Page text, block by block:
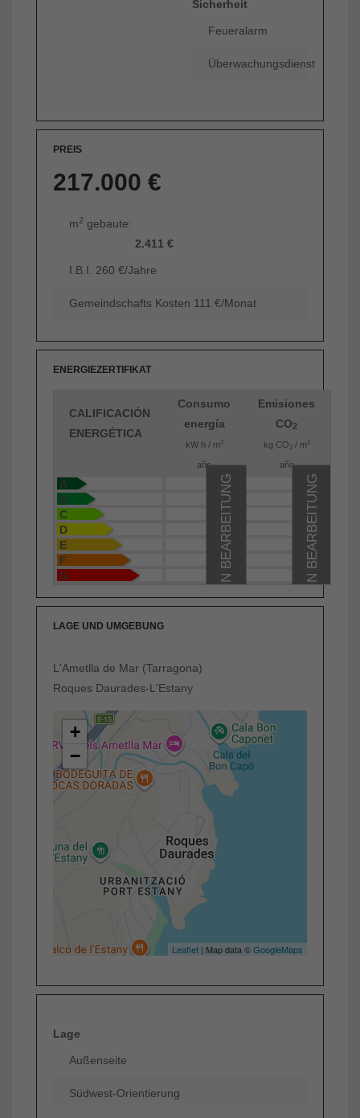
Sicherheit
Feueralarm
Überwachungsdienst
PREIS
217.000 €
m2 gebaute:
2.411 €
I.B.I. 260 €/Jahre
Gemeindschafts Kosten 111 €/Monat
ENERGIEZERTIFIKAT
CALIFICACIÓN
ENERGÉTICA
Consumo
energía
kW h / m2
año
Emisiones
CO2
kg CO 2/ m2
año
A
B
C
D
E
F
G
IN BEARBEITUNG
IN BEARBEITUNG
LAGE UND UMGEBUNG
L'Ametlla de Mar (Tarragona)
Roques Daurades-L'Estany
+
−
Leaflet | Map data ©GoogleMaps
Lage
Außenseite
Südwest-Orientierung